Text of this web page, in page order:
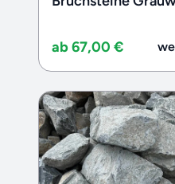
ab 67,00 €